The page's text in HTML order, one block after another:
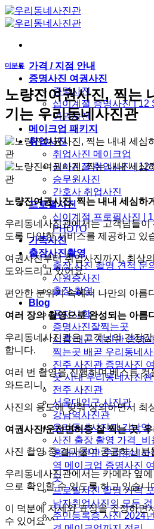
Skip
to
content
가격 / 지점 안내
증명사진 여권사진
증명사진
십이계절 증명사진 | 12
여권사진
메이크업 패키지
취업사진
취업사진 메이크업
십이계절 취업사진 | 12
승무원사진
간호사 취업사진
프로필사진
십이계절 프로필사진 |
PHOTO
가족사진
출장사진촬영
출장 사진 촬영 견적 문
사원증사진
출장 촬영
Blog
공지사항
증명사진잘찍는곳
시흥 배곧 사진관 증명
찍는곳 배곧 우리동네
진주 사진관 증명사진
곳 시내 우리동네사진관
전주 사진관
서울대입구 사진관
강남역사진관
우리동네사진관 강남역
사진 출장 촬영 가격_비
홍대사진관 우리동네사
역 메이크업 증명사진
곳
프로필사진 촬영 가격
남자취업사진의 모든 것
주민등록증 사진 2024
미분류
노량진여권사진, 찍는
기는 우리동네사진관
노량진여권사진, 찍는 내내 세심하
우리동네사진관에서는 고객님들이
도록 다양한 서비스를 제공하고 있
여권사진부터 취업사진까지, 최상
도와드리고 있어요.
편안한 분위기 속에서 나만의 아름
여러 장의 촬영으로 완성되는 아름
우리동네사진관은 고객님의 긴장
합니다.
여러 번 촬영을 진행하며 베스트 컷
와드리니,
사진의 용도에 맞춰 상의하면서 최
여권사진/운전면허증 잘 찍는 곳,
사진 촬영 중 결과물이 궁금하신 분
우리동네사진관에서는 카메라 옆
으로 확인할 수 있도록 하고 있습니
이 덕분에 자세와 표정을 조정하면
수 있어요^^